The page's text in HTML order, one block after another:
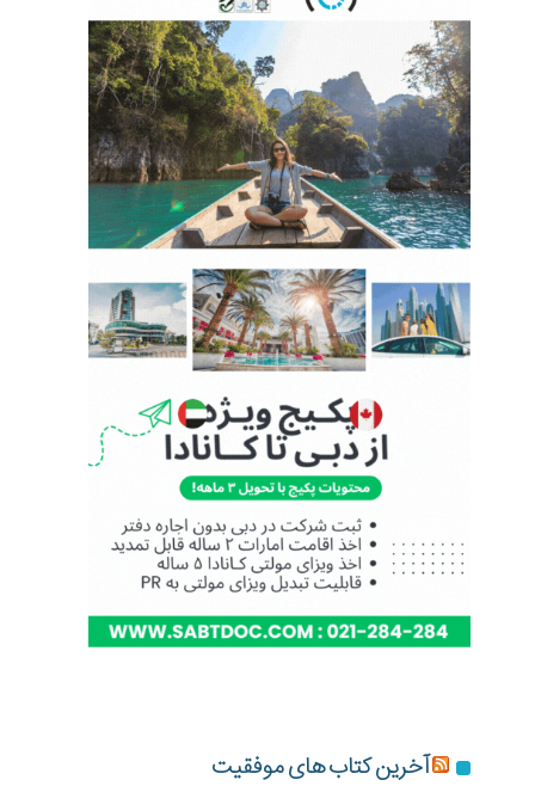
آخرین کتاب های موفقیت